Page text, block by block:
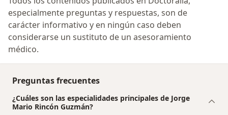
especialmente preguntas y respuestas, son de
carácter informativo y en ningún caso deben
considerarse un sustituto de un asesoramiento
médico.
Preguntas frecuentes
¿Cuáles son las especialidades principales de Jorge
Mario Rincón Guzmán?